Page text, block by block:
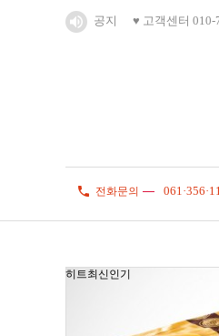
공지 ♥ 고객센터 010-
전화문의
히트최신인기